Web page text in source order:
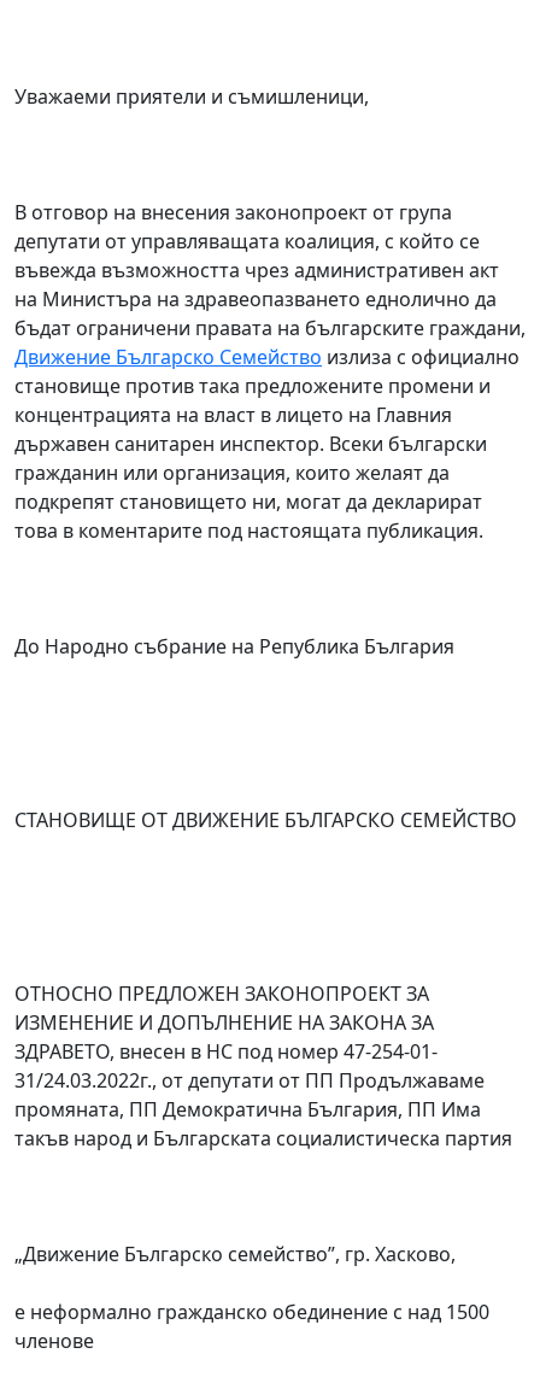
Уважаеми приятели и съмишленици,
В отговор на внесения законопроект от група
депутати от управляващата коалиция, с който се
въвежда възможността чрез административен акт
на Министъра на здравеопазването еднолично да
бъдат ограничени правата на българските граждани,
Движение Българско Семейство излиза с официално
становище против така предложените промени и
концентрацията на власт в лицето на Главния
държавен санитарен инспектор. Всеки български
гражданин или организация, които желаят да
подкрепят становището ни, могат да декларират
това в коментарите под настоящата публикация.
До Народно събрание на Република България
СТАНОВИЩЕ ОТ ДВИЖЕНИЕ БЪЛГАРСКО СЕМЕЙСТВО
ОТНОСНО ПРЕДЛОЖЕН ЗАКОНОПРОЕКТ ЗА
ИЗМЕНЕНИЕ И ДОПЪЛНЕНИЕ НА ЗАКОНА ЗА
ЗДРАВЕТО, внесен в НС под номер 47-254-01-
31/24.03.2022г., от депутати от ПП Продължаваме
промяната, ПП Демократична България, ПП Има
такъв народ и Българската социалистическа партия
„Движение Българско семейство”, гр. Хасково,
е неформално гражданско обединение с над 1500
членове